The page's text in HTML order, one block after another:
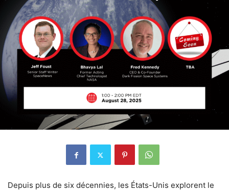
Depuis plus de six décennies, les États-Unis explorent le